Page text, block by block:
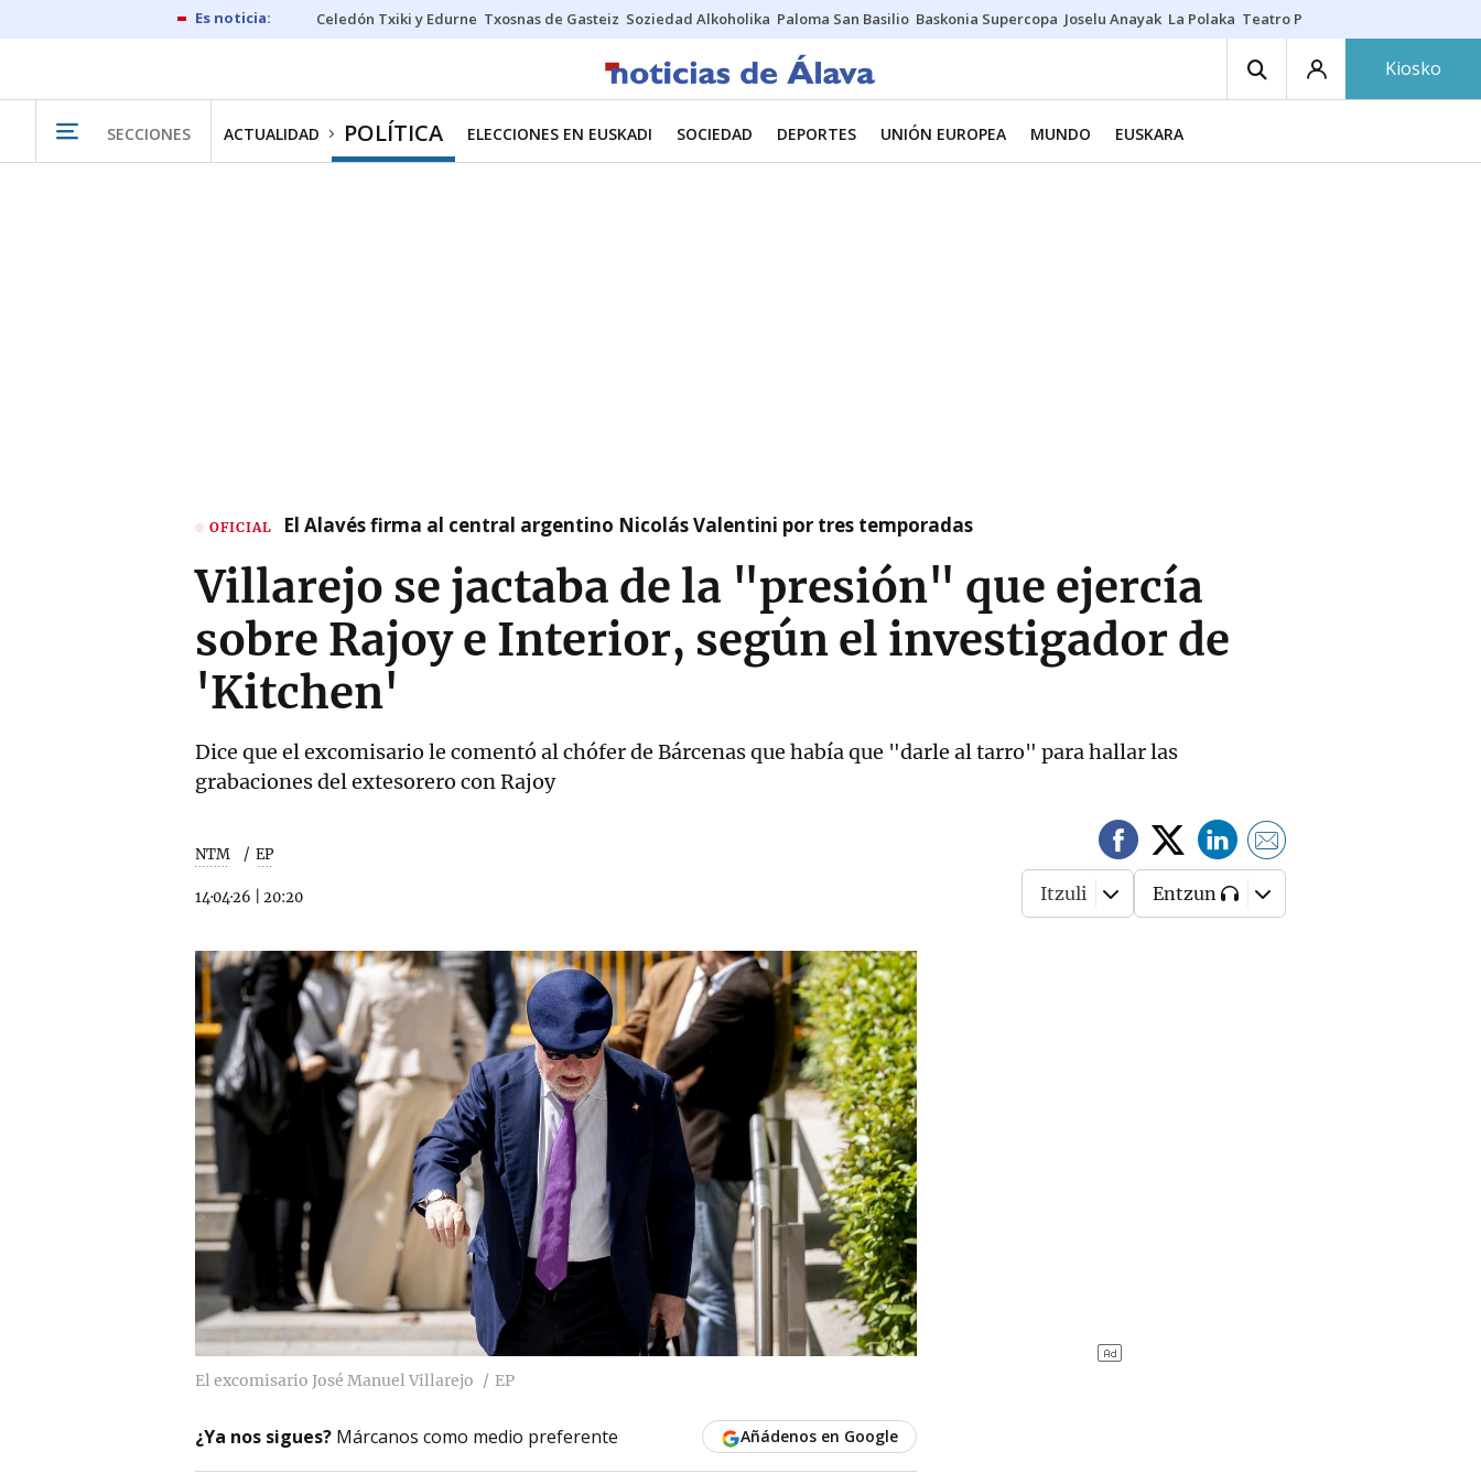
Celedón Txiki y Edurne Txosnas de Gasteiz Soziedad Alkoholika Paloma San Basilio Baskonia Supercopa Joselu Anayak La Polaka Teatro Principal
Kiosko
SECCIONES ACTUALIDAD POLÍTICA ELECCIONES EN EUSKADI SOCIEDAD DEPORTES UNIÓN EUROPEA MUNDO EUSKARA
OFICIAL El Alavés firma al central argentino Nicolás Valentini por tres temporadas
Villarejo se jactaba de la "presión" que ejercía
sobre Rajoy e Interior, según el investigador de
'Kitchen'
Dice que el excomisario le comentó al chófer de Bárcenas que había que "darle al tarro" para hallar las
grabaciones del extesorero con Rajoy
NTM EP
14·04·26 20:20 Itzuli Entzun
El excomisario José Manuel Villarejo EP
¿Ya nos sigues? Márcanos como medio preferente Añádenos en Google